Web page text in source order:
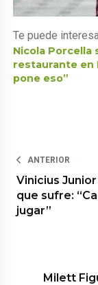
Te puede
Nicola Porcella
restaurante en
pone eso”
ANTERIOR
Vinicius
que sufre:
jugar”
Milett